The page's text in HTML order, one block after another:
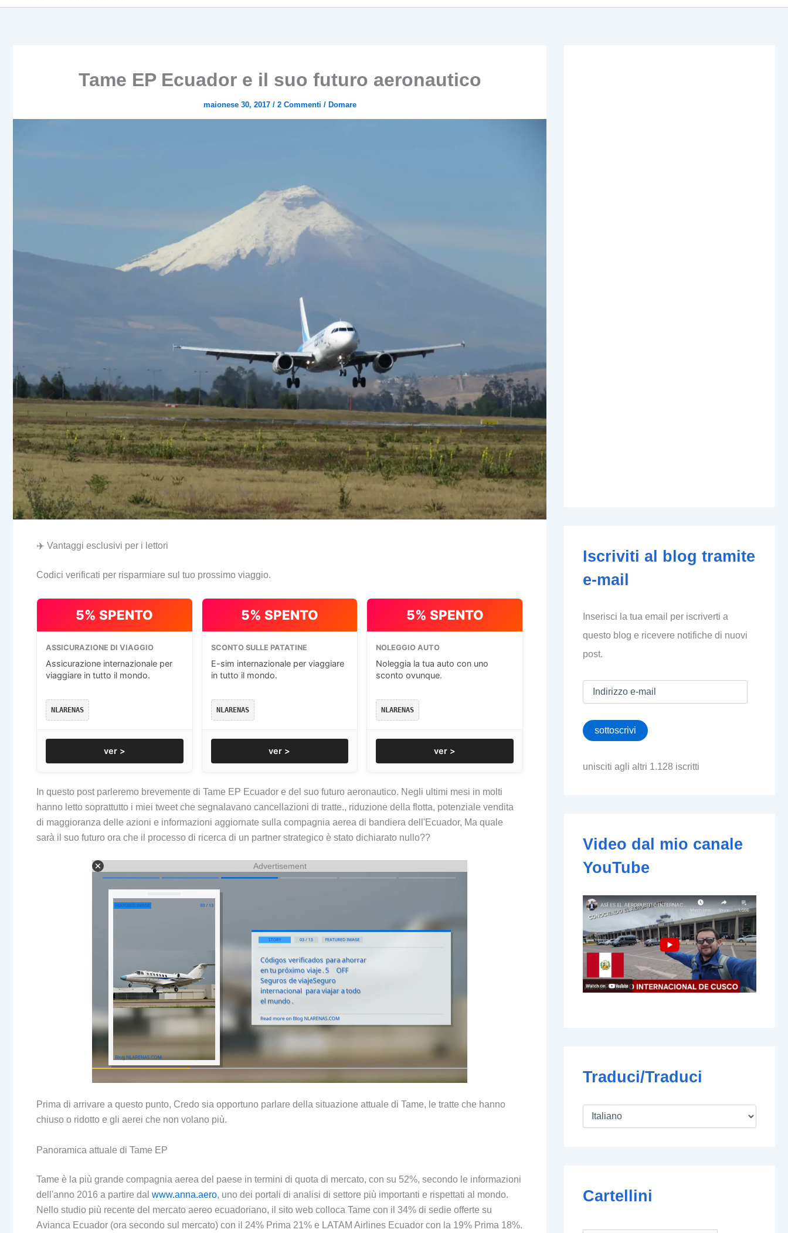
Tame EP Ecuador e il suo futuro aeronautico
maionese 30, 2017 / 2 Commenti / Domare
✈️ Vantaggi esclusivi per i lettori
Codici verificati per risparmiare sul tuo prossimo viaggio.
5% SPENTO
ASSICURAZIONE DI VIAGGIO
Assicurazione internazionale per
viaggiare in tutto il mondo.
NLARENAS
ver >
5% SPENTO
SCONTO SULLE PATATINE
E-sim internazionale per viaggiare
in tutto il mondo.
NLARENAS
ver >
5% SPENTO
NOLEGGIO AUTO
Noleggia la tua auto con uno
sconto ovunque.
NLARENAS
ver >
In questo post parleremo brevemente di Tame EP Ecuador e del suo futuro aeronautico. Negli ultimi mesi in molti
hanno letto soprattutto i miei tweet che segnalavano cancellazioni di tratte., riduzione della flotta, potenziale vendita
di maggioranza delle azioni e informazioni aggiornate sulla compagnia aerea di bandiera dell'Ecuador, Ma quale
sarà il suo futuro ora che il processo di ricerca di un partner strategico è stato dichiarato nullo??
Advertisement
Prima di arrivare a questo punto, Credo sia opportuno parlare della situazione attuale di Tame, le tratte che hanno
chiuso o ridotto e gli aerei che non volano più.
Panoramica attuale di Tame EP
Tame è la più grande compagnia aerea del paese in termini di quota di mercato, con su 52%, secondo le informazioni
dell'anno 2016 a partire dal www.anna.aero, uno dei portali di analisi di settore più importanti e rispettati al mondo.
Nello studio più recente del mercato aereo ecuadoriano, il sito web colloca Tame con il 34% di sedie offerte su
Avianca Ecuador (ora secondo sul mercato) con il 24% Prima 21% e LATAM Airlines Ecuador con la 19% Prima 18%.
Iscriviti al blog tramite
e-mail
Inserisci la tua email per iscriverti a
questo blog e ricevere notifiche di nuovi
post.
r
z
i
sottoscrivi
unisciti agli altri 1.128 iscritti
Video dal mio canale
YouTube
Traduci/Traduci
Cartellini